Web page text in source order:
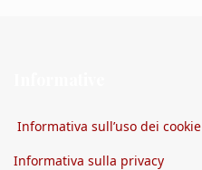
Informativa sull’uso dei cookie
Informativa sulla privacy